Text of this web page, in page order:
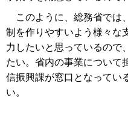
このように、総務省では
制を作りやすいよう様々な
力したいと思っているので
たい。省内の事業について
信振興課が窓口となってい
い。